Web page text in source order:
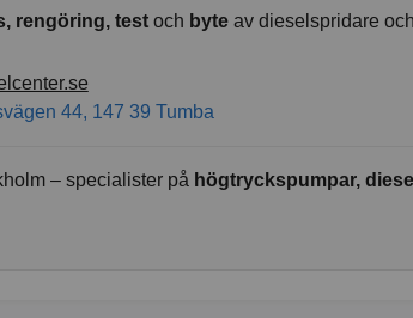
rengöring, testoch byteav dieselspridare
44, 147 39 Tumba
– specialister på högtryckspumpar,